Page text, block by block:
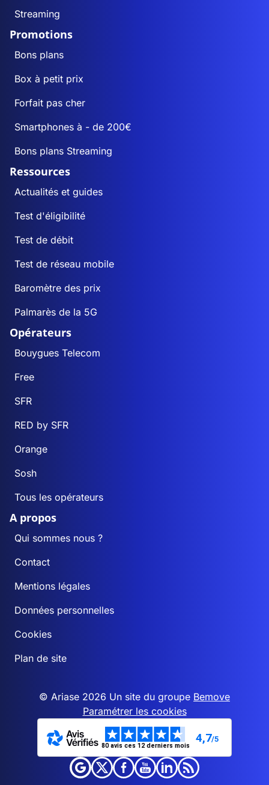
Streaming
Promotions
Bons plans
Box à petit prix
Forfait pas cher
Smartphones à - de 200€
Bons plans Streaming
Ressources
Actualités et guides
Test d'éligibilité
Test de débit
Test de réseau mobile
Baromètre des prix
Palmarès de la 5G
Opérateurs
Bouygues Telecom
Free
SFR
RED by SFR
Orange
Sosh
Tous les opérateurs
A propos
Qui sommes nous ?
Contact
Mentions légales
Données personnelles
Cookies
Plan de site
© Ariase 2026 Un site du groupe Bemove
Paramétrer les cookies
80 avis ces 12 derniers mois
4,7/5